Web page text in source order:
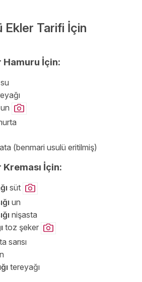
Ekler Tarifi İçin
Hamuru İçin:
su
un
(benmari usulü eritilmiş)
İçin:
süt
un
nişasta
toz şeker
sarısı
tereyağı